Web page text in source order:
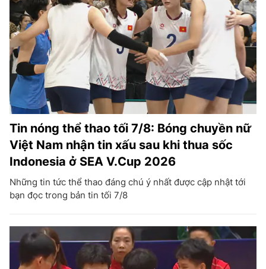
Tin nóng thể thao tối 7/8: Bóng chuyền nữ
Việt Nam nhận tin xấu sau khi thua sốc
Indonesia ở SEA V.Cup 2026
Những tin tức thể thao đáng chú ý nhất được cập nhật tới
bạn đọc trong bản tin tối 7/8